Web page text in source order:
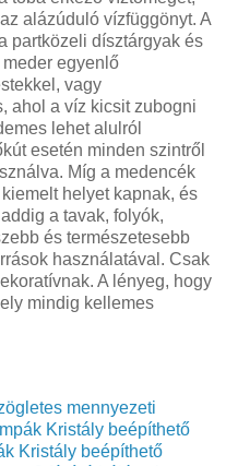
alázúduló vízfüggönyt. A
partközeli dísztárgyak és
egyenlő
vagy
ahol a víz kicsit zubogni
lehet alulról
esetén minden szintről
Míg a medencék
helyet kapnak, és
a tavak, folyók,
és természetesebb
használatával. Csak
A lényeg, hogy
mindig kellemes
mennyezeti
Kristály beépíthető
Kristály beépíthető